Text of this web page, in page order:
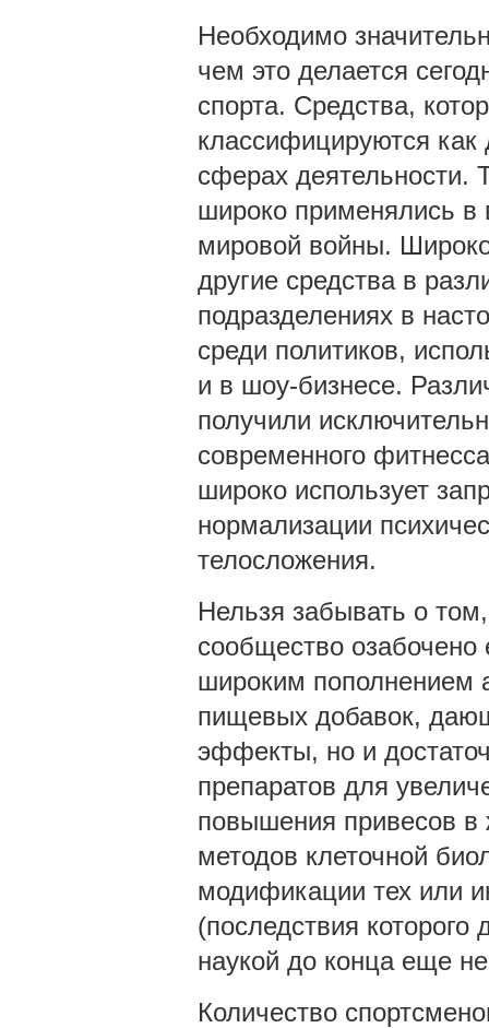
Необходимо
чем это делается
спорта. Средства,
классифицируются как
сферах деятельности.
широко применялись
мировой войны.
другие средства в
подразделениях в
среди политиков,
и в шоу-бизнесе.
получили
современного
широко использует
нормализации
телосложения.
Нельзя забывать о
сообщество
широким пополнением
пищевых добавок,
эффекты, но и
препаратов для
повышения привесов в
методов клеточной
модификации тех или
(последствия
наукой до конца еще
Количество